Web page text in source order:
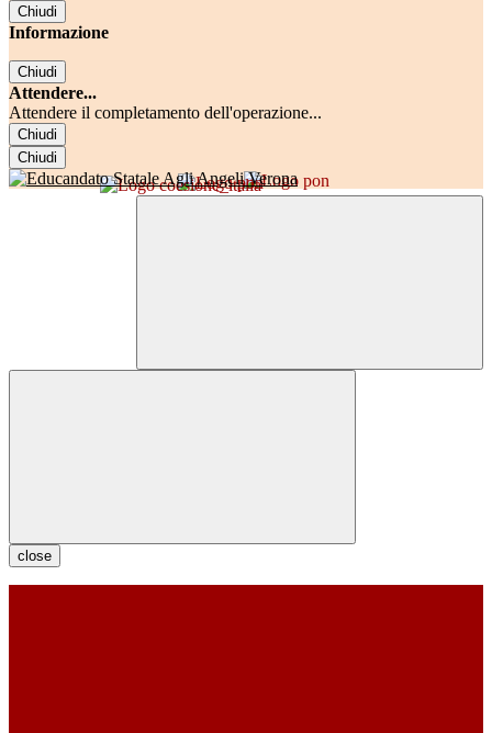
Chiudi
Informazione
Chiudi
Attendere...
Attendere il completamento dell'operazione...
Chiudi
Chiudi
close